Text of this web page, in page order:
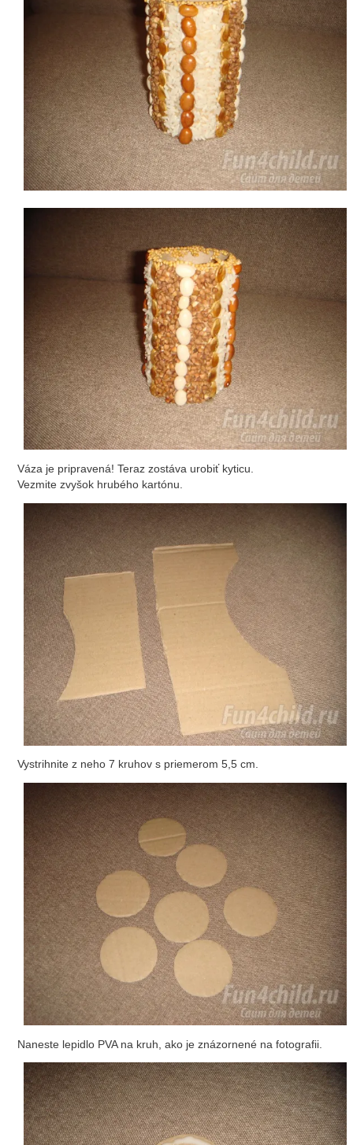
Váza je pripravená! Teraz zostáva urobiť kyticu.
Vezmite zvyšok hrubého kartónu.
Vystrihnite z neho 7 kruhov s priemerom 5,5 cm.
Naneste lepidlo PVA na kruh, ako je znázornené na fotografii.